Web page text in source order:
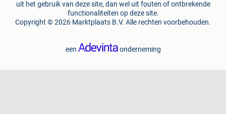
uit het gebruik van deze site, dan wel uit fouten of ontbrekende
functionaliteiten op deze site.
Copyright © 2026 Marktplaats B.V. Alle rechten voorbehouden.
een onderneming